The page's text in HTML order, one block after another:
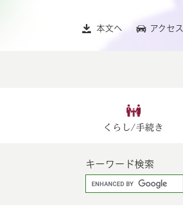
本文へ アクセス
くらし/手続き
キーワード検索
G
o